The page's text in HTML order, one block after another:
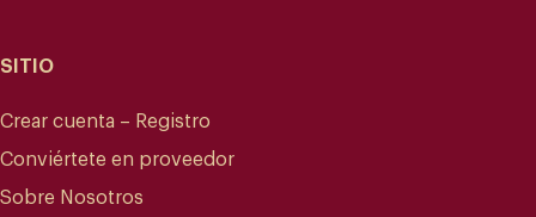
SITIO
Crear cuenta – Registro
Conviértete en proveedor
Sobre Nosotros